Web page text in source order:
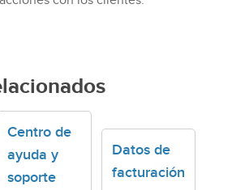
Centro de
ayuda y
soporte
Datos de
facturación